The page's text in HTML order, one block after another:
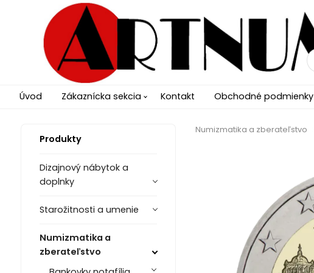
Úvod Zákaznícka sekcia Kontakt Obchodné podmienky
Produkty
Dizajnový nábytok a
doplnky
Starožitnosti a umenie
Numizmatika a
zberateľstvo
Numizmatika a zberateľstvo